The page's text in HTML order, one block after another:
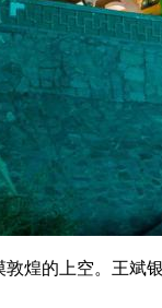
煌的上空。王斌